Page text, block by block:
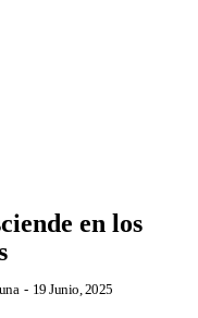
en los
- 19 Junio, 2025